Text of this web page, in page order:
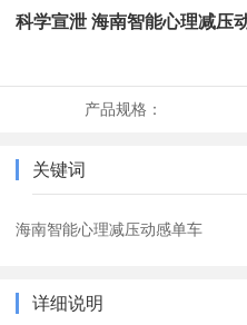
科学宣泄 海南智能心理减压
产品规格：
关键词
海南智能心理减压动感单车
详细说明